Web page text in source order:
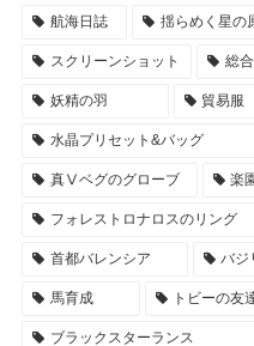
航海日誌 揺らめく星の
スクリーンショット 総
妖精の羽 貿易服
水晶プリセット&バッグ
真Ⅴベグのグローブ 楽
フォレストロナロスのリング
首都バレンシア バジ
馬育成 トビーの友
ブラックスターランス